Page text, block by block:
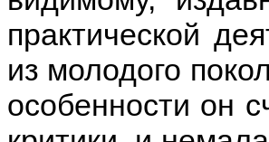
практической
из молодого
особенности он